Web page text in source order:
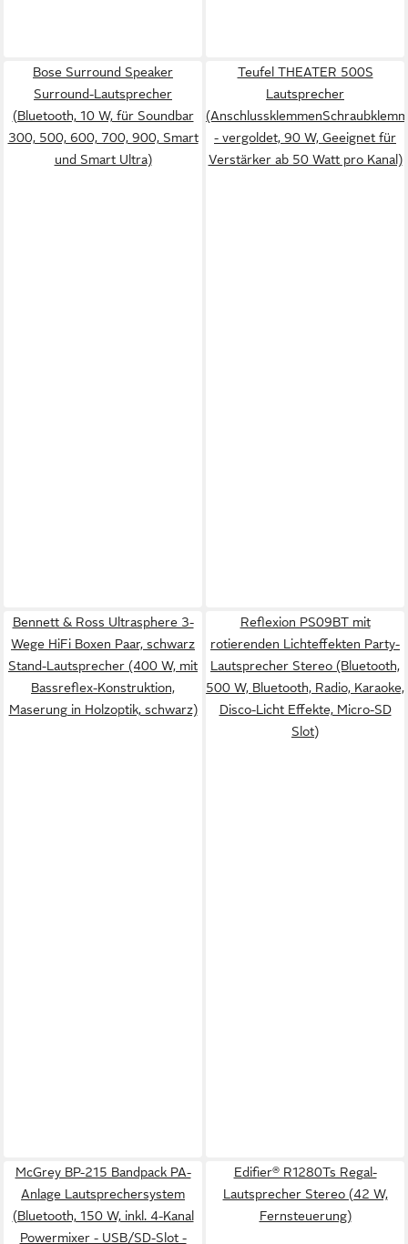
Bose Surround Speaker
Surround-Lautsprecher
(Bluetooth, 10 W, für Soundbar
300, 500, 600, 700, 900, Smart
und Smart Ultra)
Teufel THEATER 500S
Lautsprecher
- vergoldet, 90 W, Geeignet für
Verstärker ab 50 Watt pro Kanal)
Bennett & Ross Ultrasphere 3-
Wege HiFi Boxen Paar, schwarz
Stand-Lautsprecher (400 W, mit
Bassreflex-Konstruktion,
Maserung in Holzoptik, schwarz)
Reflexion PS09BT mit
rotierenden Lichteffekten Party-
Lautsprecher Stereo (Bluetooth,
500 W, Bluetooth, Radio, Karaoke,
Disco-Licht Effekte, Micro-SD
Slot)
McGrey BP-215 Bandpack PA-
Anlage Lautsprechersystem
(Bluetooth, 150 W, inkl. 4-Kanal
Powermixer - USB/SD-Slot -
Edifier® R1280Ts Regal-
Lautsprecher Stereo (42 W,
Fernsteuerung)